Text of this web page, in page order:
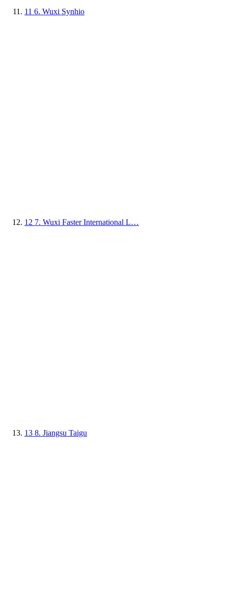
11 6. Wuxi Synhio
12 7. Wuxi Faster International L…
13 8. Jiangsu Taigu